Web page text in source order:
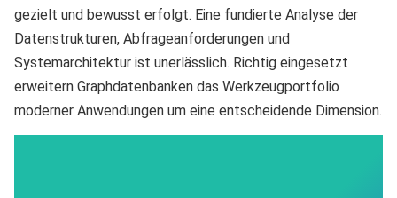
gezielt und bewusst erfolgt. Eine fundierte Analyse der
Datenstrukturen, Abfrageanforderungen und
Systemarchitektur ist unerlässlich. Richtig eingesetzt
erweitern Graphdatenbanken das Werkzeugportfolio
moderner Anwendungen um eine entscheidende Dimension.